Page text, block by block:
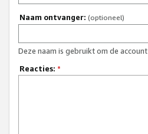
Naam ontvanger: (optioneel)
Deze naam is gebruikt om de
Reacties: *